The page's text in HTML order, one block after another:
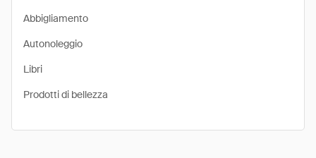
Abbigliamento
Autonoleggio
Libri
Prodotti di bellezza